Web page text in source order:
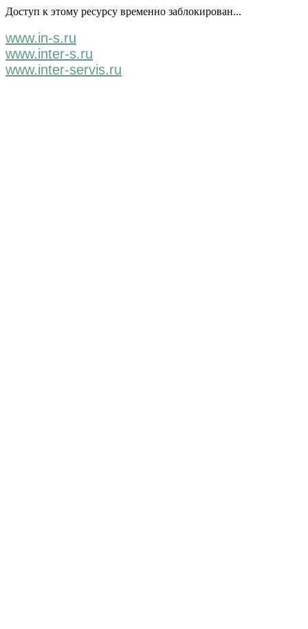
Доступ к этому ресурсу временно заблокирован...
www.in-s.ru
www.inter-s.ru
www.inter-servis.ru